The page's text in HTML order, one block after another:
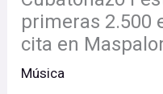
primeras 2.500
cita en
Música